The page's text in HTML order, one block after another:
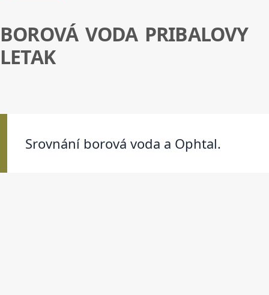
BOROVÁ VODA PRIBALOVY
LETAK
Srovnání borová voda a Ophtal.